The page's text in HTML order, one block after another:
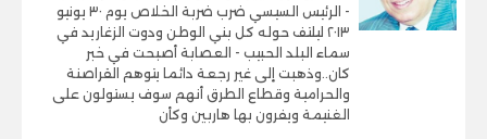
- الرئيس السيسي ضرب ضربة الخلاص يوم ٣٠ يونيو
٢٠١٣ ليلتف حوله كل بني الوطن ودوت الزغاريد في
سماء البلد الحبيب - العصابة أصبحت في خبر
كان..وذهبت إلى غير رجعة دائما يتوهم القراصنة
والحرامية وقطاع الطرق أنهم سوف يستولون على
الغنيمة ويفرون بها هاربين وكأن